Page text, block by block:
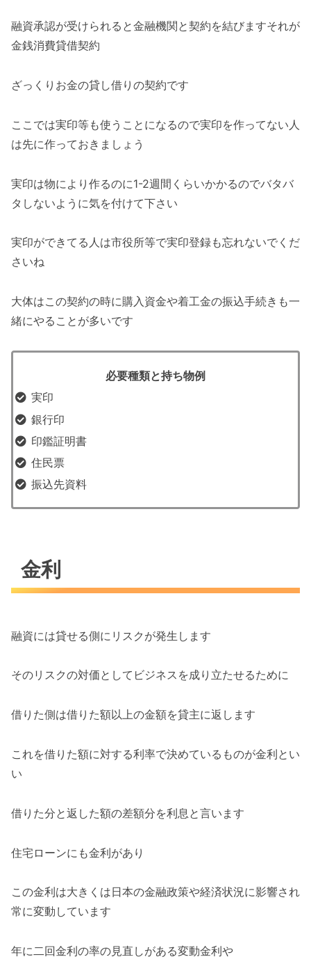
融資承認が受けられると金融機関と契約を結びますそれが
金銭消費貸借契約
ざっくりお金の貸し借りの契約です
ここでは実印等も使うことになるので実印を作ってない人
は先に作っておきましょう
実印は物により作るのに1-2週間くらいかかるのでバタバ
タしないように気を付けて下さい
実印ができてる人は市役所等で実印登録も忘れないでくだ
さいね
大体はこの契約の時に購入資金や着工金の振込手続きも一
緒にやることが多いです
必要種類と持ち物例
実印
銀行印
印鑑証明書
住民票
振込先資料
金利
融資には貸せる側にリスクが発生します
そのリスクの対価としてビジネスを成り立たせるために
借りた側は借りた額以上の金額を貸主に返します
これを借りた額に対する利率で決めているものが金利とい
い
借りた分と返した額の差額分を利息と言います
住宅ローンにも金利があり
この金利は大きくは日本の金融政策や経済状況に影響され
常に変動しています
年に二回金利の率の見直しがある変動金利や